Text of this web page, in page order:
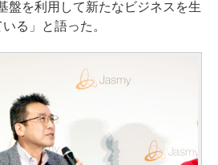
盤を利用して新たなビジネスを生
る」と語った。